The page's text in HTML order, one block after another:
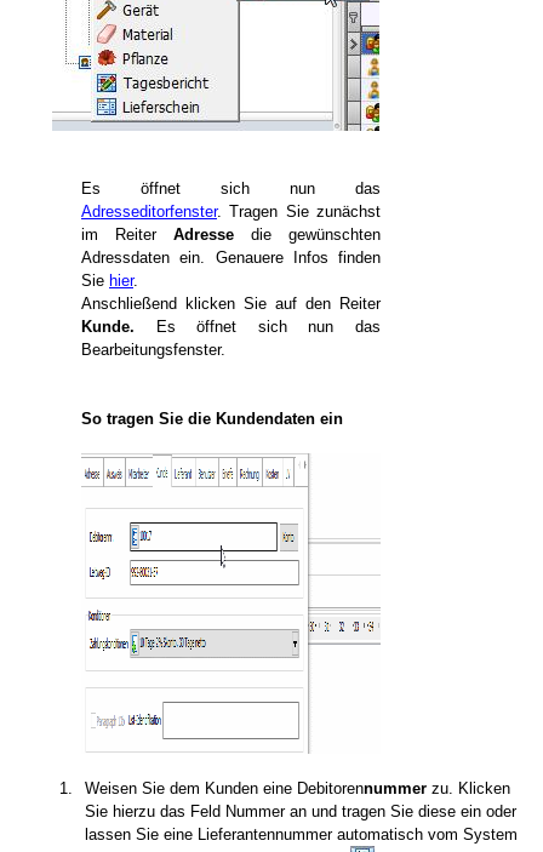
Es öffnet sich nun das
Adresseditorfenster. Tragen Sie zunächst
im Reiter Adresse die gewünschten
Adressdaten ein. Genauere Infos finden
Sie hier.
Anschließend klicken Sie auf den Reiter
Kunde.
Es öffnet sich nun das
Bearbeitungsfenster.
So tragen Sie die Kundendaten ein
1. Weisen Sie dem Kunden eine Debitorennummer zu. Klicken
Sie hierzu das Feld Nummer an und tragen Sie diese ein oder
lassen Sie eine Lieferantennummer automatisch vom System